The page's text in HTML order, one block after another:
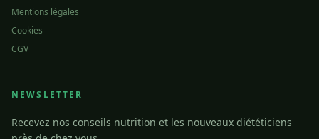
Mentions légales
Cookies
CGV
NEWSLETTER
Recevez nos conseils nutrition et les nouveaux diététiciens